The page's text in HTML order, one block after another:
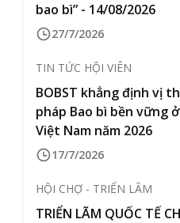
bao bì” - 14/08/2026
27/7/2026
TIN TỨC HỘI VIÊN
BOBST khẳng định vị
pháp Bao bì bền vững
Việt Nam năm 2026
17/7/2026
HỘI CHỢ - TRIỂN LÃM
TRIỂN LÃM QUỐC TẾ